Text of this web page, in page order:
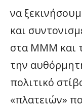
να
και
στα ΜΜΜ και
την
πολιτικό
«πλατειών»